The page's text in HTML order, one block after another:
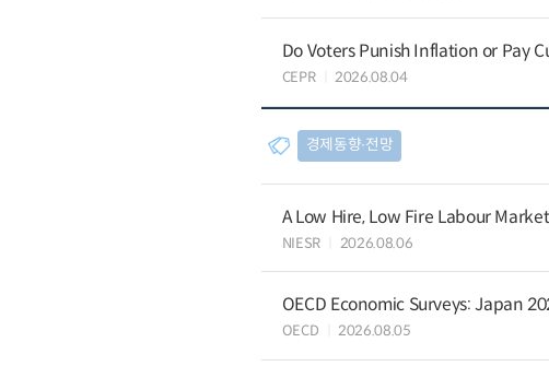
Do Voters Punish Inflation or Pay
CEPR 2026.08.04
경제동향∙전망
A Low Hire, Low Fire Labour Market
NIESR 2026.08.06
OECD Economic Surveys: Japan
OECD 2026.08.05